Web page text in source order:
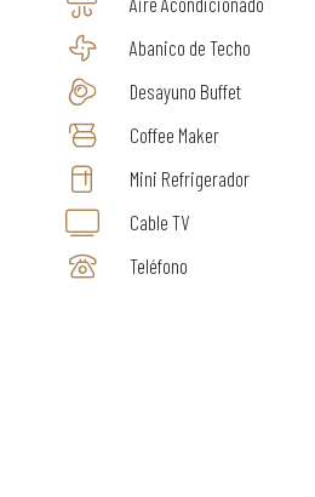
Abanico de Techo
Desayuno Buffet
Coffee Maker
Mini Refrigerador
Cable TV
Teléfono